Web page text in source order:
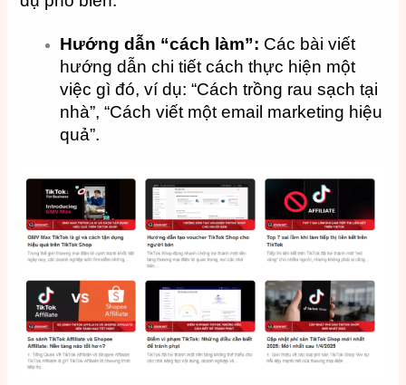
Hướng dẫn “cách làm”: Các bài viết
hướng dẫn chi tiết cách thực hiện một
việc gì đó, ví dụ: “Cách trồng rau sạch tại
nhà”, “Cách viết một email marketing hiệu
quả”.